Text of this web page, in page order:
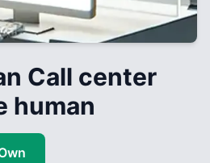
Call center
human